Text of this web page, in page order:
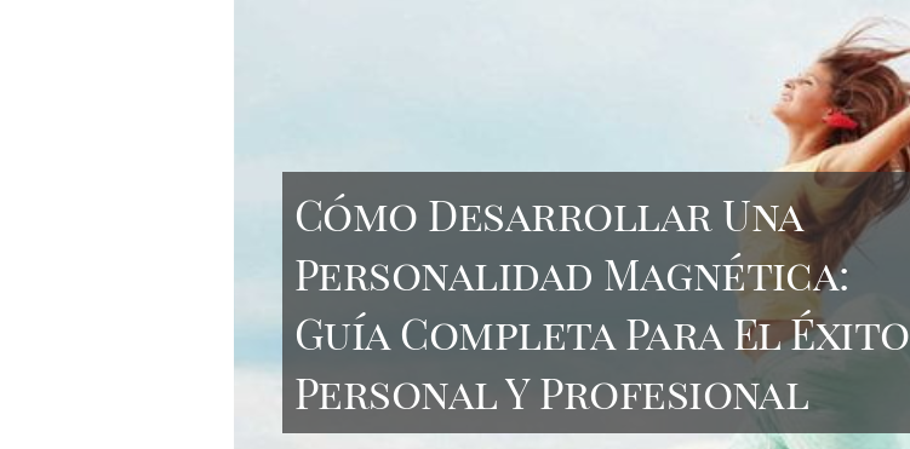
Cómo Desarrollar Una
Personalidad Magnética:
Guía Completa Para El Éxito
Personal Y Profesional